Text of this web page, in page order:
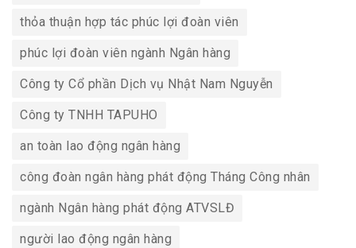
thỏa thuận hợp tác phúc lợi đoàn viên
phúc lợi đoàn viên ngành Ngân hàng
Công ty Cổ phần Dịch vụ Nhật Nam Nguyễn
Công ty TNHH TAPUHO
an toàn lao động ngân hàng
công đoàn ngân hàng phát động Tháng Công nhân
ngành Ngân hàng phát động ATVSLĐ
người lao động ngân hàng